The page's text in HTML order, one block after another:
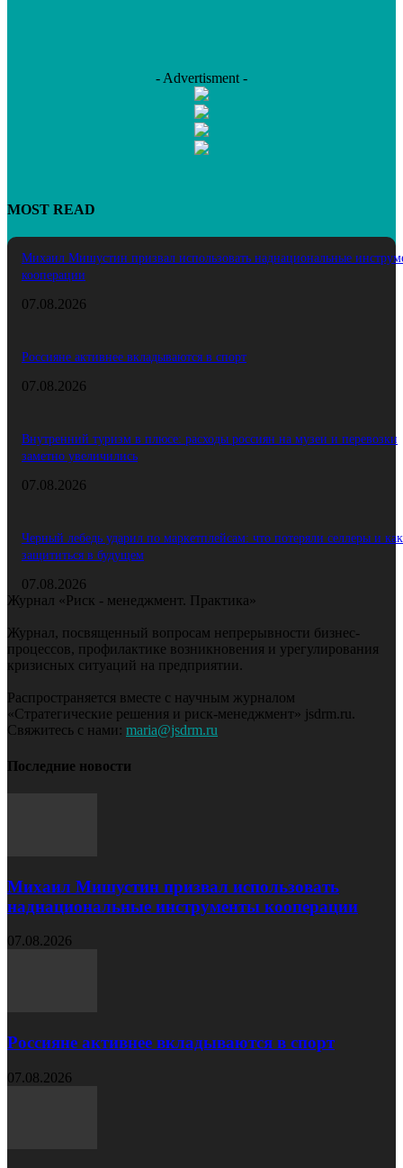
- Advertisment -
MOST READ
Михаил Мишустин призвал использовать наднациональные
кооперации
07.08.2026
Россияне активнее вкладываются в спорт
07.08.2026
Внутренний туризм в плюсе: расходы россиян на музеи и перевозки
заметно увеличились
07.08.2026
Черный лебедь ударил по маркетплейсам: что потеряли селлеры и как
защититься в будущем
07.08.2026
Журнал «Риск - менеджмент. Практика»
Журнал, посвященный вопросам непрерывности бизнес-
процессов, профилактике возникновения и урегулирования
кризисных ситуаций на предприятии.
Распространяется вместе с научным журналом
«Стратегические решения и риск-менеджмент» jsdrm.ru.
Свяжитесь с нами: maria@jsdrm.ru
Последние новости
Михаил Мишустин призвал использовать
наднациональные инструменты кооперации
07.08.2026
Россияне активнее вкладываются в спорт
07.08.2026